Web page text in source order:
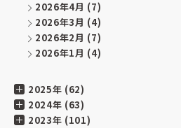
2026年4月 (7)
2026年3月 (4)
2026年2月 (7)
2026年1月 (4)
2025年 (62)
2024年 (63)
2023年 (101)